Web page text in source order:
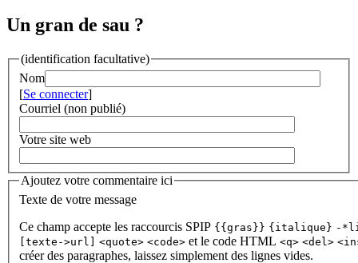
Un gran de sau ?
(identification facultative)
Nom
[Se connecter]
Courriel (non publié)
Votre site web
Ajoutez votre commentaire ici
Texte de votre message
Ce champ accepte les raccourcis SPIP {{gras}} {italique} -
[texte->url] <quote> <code> et le code HTML <q> <del>
créer des paragraphes, laissez simplement des lignes vides.